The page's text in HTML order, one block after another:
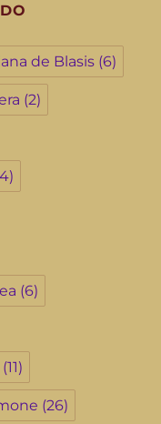
de Blasis (6)
(2)
(6)
(11)
(26)